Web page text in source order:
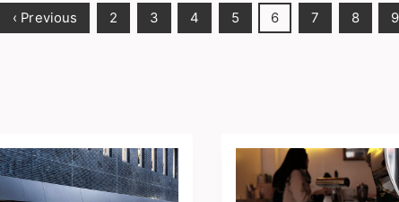
‹ Previous 2 3 4 5 6 7 8 9